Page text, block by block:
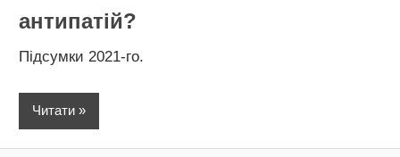
антипатій?
Підсумки 2021-го.
Читати